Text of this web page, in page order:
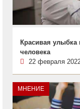
Красивая улыбка
человека
22 февраля
МНЕНИЕ